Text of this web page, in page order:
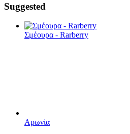
Suggested
Σμέουρα - Rarberry
Αρωνία